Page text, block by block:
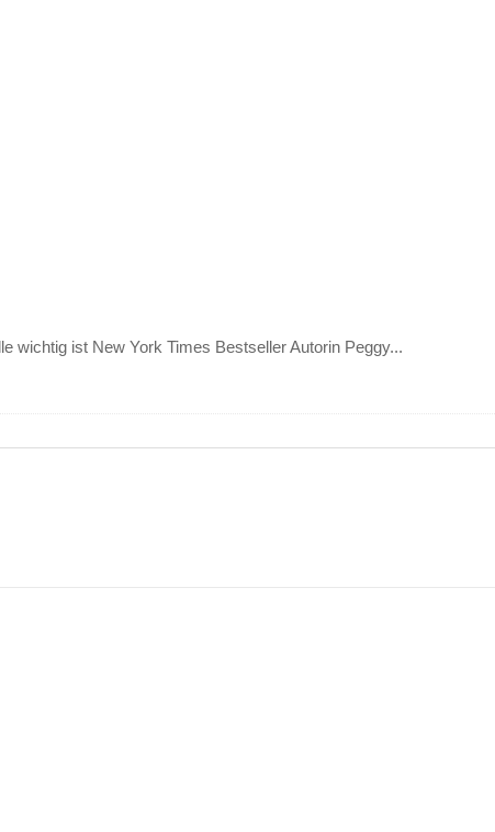
wichtig ist New York Times Bestseller Autorin Peggy...